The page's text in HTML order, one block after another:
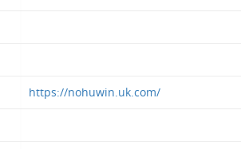
https://nohuwin.uk.com/